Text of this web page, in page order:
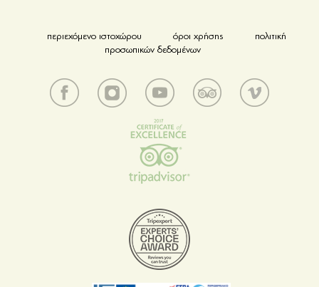
περιεχόμενο ιστοχώρου όροι χρήσης
πολιτική
προσωπικών δεδομένων